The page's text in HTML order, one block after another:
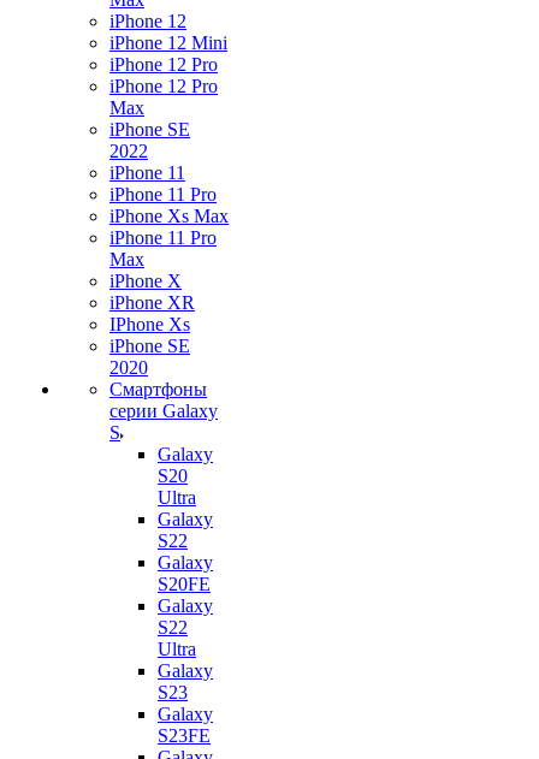
iPhone 12
iPhone 12 Mini
iPhone 12 Pro
iPhone 12 Pro
Max
iPhone SE
2022
iPhone 11
iPhone 11 Pro
iPhone Xs Max
iPhone 11 Pro
Max
iPhone X
iPhone XR
IPhone Xs
iPhone SE
2020
Смартфоны
серии Galaxy
S
Galaxy
S20
Ultra
Galaxy
S22
Galaxy
S20FE
Galaxy
S22
Ultra
Galaxy
S23
Galaxy
S23FE